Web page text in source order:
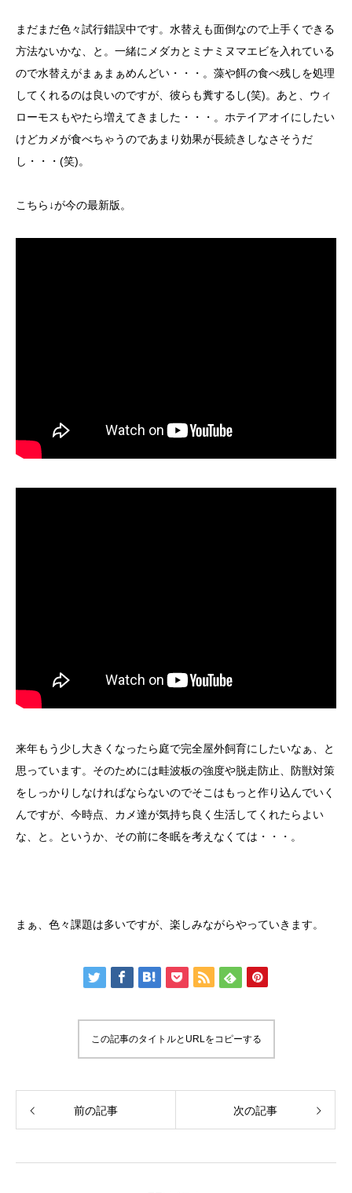
まだまだ色々試行錯誤中です。水替えも面倒なので上手くできる
方法ないかな、と。一緒にメダカとミナミヌマエビを入れている
ので水替えがまぁまぁめんどい・・・。藻や餌の食べ残しを処理
してくれるのは良いのですが、彼らも糞するし(笑)。あと、ウィ
ローモスもやたら増えてきました・・・。ホテイアオイにしたい
けどカメが食べちゃうのであまり効果が長続きしなさそうだ
し・・・(笑)。
こちら↓が今の最新版。
来年もう少し大きくなったら庭で完全屋外飼育にしたいなぁ、と
思っています。そのためには畦波板の強度や脱走防止、防獣対策
をしっかりしなければならないのでそこはもっと作り込んでいく
んですが、今時点、カメ達が気持ち良く生活してくれたらよい
な、と。というか、その前に冬眠を考えなくては・・・。
まぁ、色々課題は多いですが、楽しみながらやっていきます。
この記事のタイトルとURLをコピーする
前の記事 次の記事